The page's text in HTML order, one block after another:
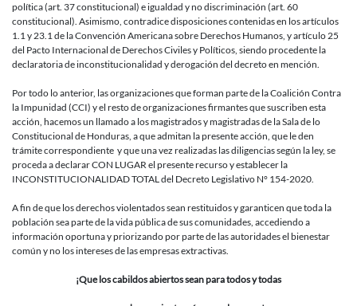
política (art. 37 constitucional) e igualdad y no discriminación (art. 60
constitucional). Asimismo, contradice disposiciones contenidas en los artículos
1.1 y 23.1 de la Convención Americana sobre Derechos Humanos, y artículo 25
del Pacto Internacional de Derechos Civiles y Políticos, siendo procedente la
declaratoria de inconstitucionalidad y derogación del decreto en mención.
Por todo lo anterior, las organizaciones que forman parte de la Coalición Contra
la Impunidad (CCI) y el resto de organizaciones firmantes que suscriben esta
acción, hacemos un llamado a los magistrados y magistradas de la Sala de lo
Constitucional de Honduras, a que admitan la presente acción, que le den
trámite correspondiente y que una vez realizadas las diligencias según la ley, se
proceda a declarar CON LUGAR el presente recurso y establecer la
INCONSTITUCIONALIDAD TOTAL del Decreto Legislativo N° 154-2020.
A fin de que los derechos violentados sean restituidos y garanticen que toda la
población sea parte de la vida pública de sus comunidades, accediendo a
información oportuna y priorizando por parte de las autoridades el bienestar
común y no los intereses de las empresas extractivas.
¡Que los cabildos abiertos sean para todos y todas